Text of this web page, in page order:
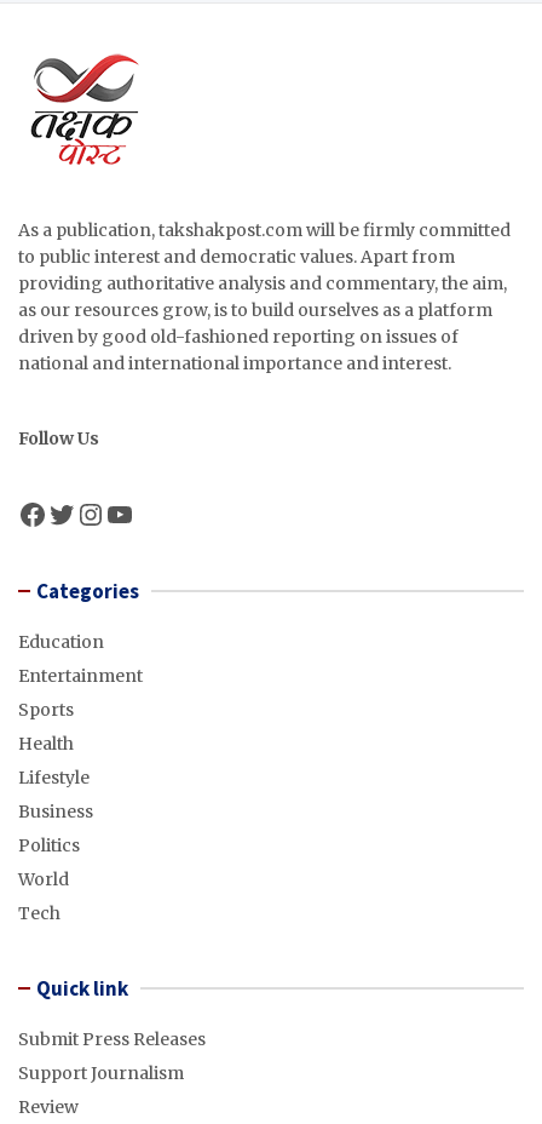
As a publication, takshakpost.com will be firmly committed
to public interest and democratic values. Apart from
providing authoritative analysis and commentary, the aim,
as our resources grow, is to build ourselves as a platform
driven by good old-fashioned reporting on issues of
national and international importance and interest.
Follow Us
Facebook
Twitter
Instagram
YouTube
Categories
Education
Entertainment
Sports
Health
Lifestyle
Business
Politics
World
Tech
Quick link
Submit Press Releases
Support Journalism
Review